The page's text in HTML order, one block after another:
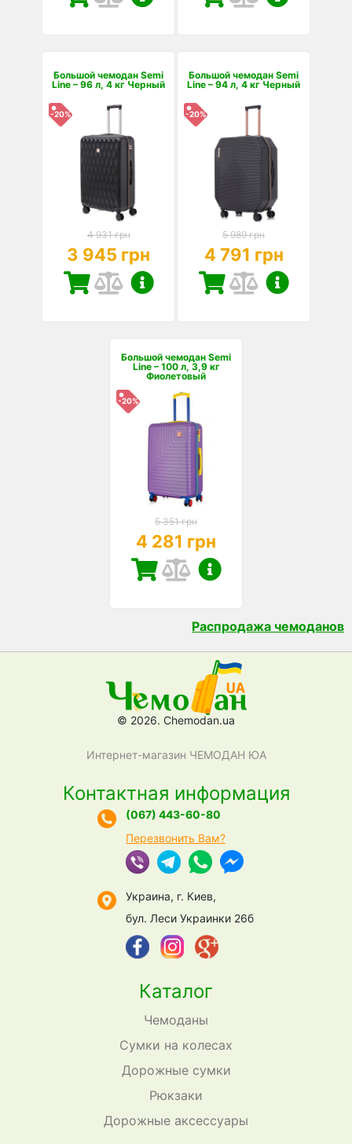
Большой чемодан Semi
Line – 96 л, 4 кг Черный
-20%
4 931 грн
3 945 грн
Большой чемодан Semi
Line – 94 л, 4 кг Черный
-20%
5 989 грн
4 791 грн
Большой чемодан Semi
Line – 100 л, 3,9 кг
Фиолетовый
-20%
5 351 грн
4 281 грн
Распродажа чемоданов
© 2026. Chemodan.ua
Интернет-магазин ЧЕМОДАН ЮА
Каталог
Чемоданы
Сумки на колесах
Дорожные сумки
Рюкзаки
Дорожные аксессуары
Контактная информация
(067) 443-60-80
Перезвонить Вам?
Украина, г. Киев,
бул. Леси Украинки 26б